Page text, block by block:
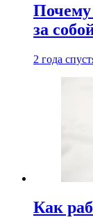
Почему
за
2 года
Как